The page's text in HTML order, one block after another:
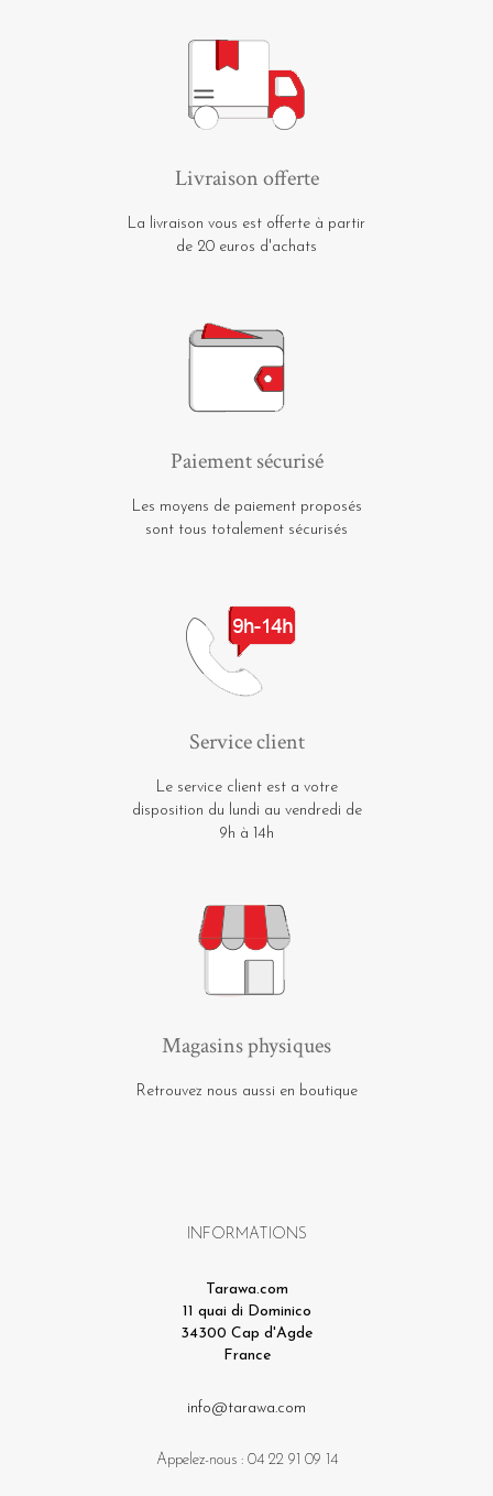
Livraison offerte
La livraison vous est offerte à partir
de 20 euros d'achats
Paiement sécurisé
Les moyens de paiement proposés
sont tous totalement sécurisés
Service client
Le service client est a votre
disposition du lundi au vendredi de
9h à 14h
Magasins physiques
Retrouvez nous aussi en boutique
INFORMATIONS
Tarawa.com
11 quai di Dominico
34300 Cap d'Agde
France
info@tarawa.com
Appelez-nous : 04 22 91 09 14